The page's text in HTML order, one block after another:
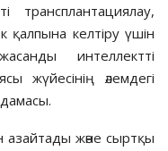
қалпына келтіру үшін
интеллектті
жүйесінің әлемдегі
азайтады және сыртқы